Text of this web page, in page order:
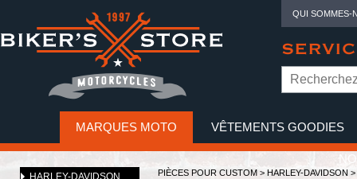
QUI SOMMES-
MARQUES MOTO VÊTEMENTS GOODIES
HARLEY-DAVIDSON PIÈCES POUR CUSTOM > HARLEY-DAVIDSON >